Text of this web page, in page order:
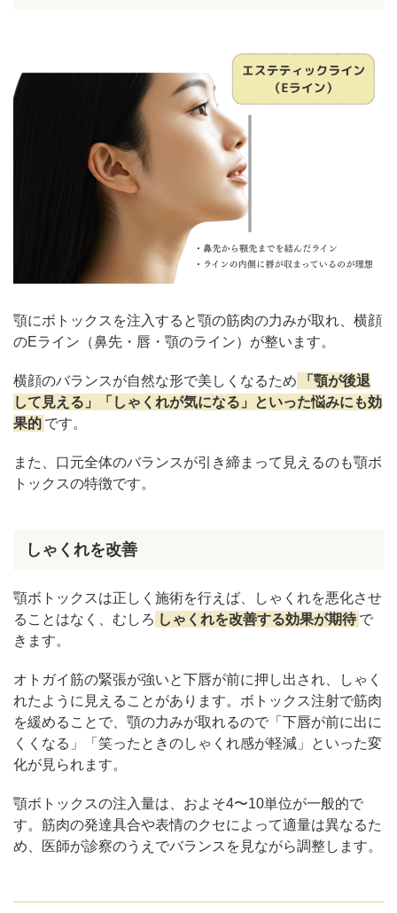
顎にボトックスを注入すると顎の筋肉の力みが取れ、横顔
のEライン（鼻先・唇・顎のライン）が整います。
横顔のバランスが自然な形で美しくなるため
「顎が後退
して見える」「しゃくれが気になる」といった悩みにも効
果的 です。
また、口元全体のバランスが引き締まって見えるのも顎ボ
トックスの特徴です。
しゃくれを改善
顎ボトックスは正しく施術を行えば、しゃくれを悪化させ
ることはなく、むしろ しゃくれを改善する効果が期待 で
きます。
オトガイ筋の緊張が強いと下唇が前に押し出され、しゃく
れたように見えることがあります。ボトックス注射で筋肉
を緩めることで、顎の力みが取れるので「下唇が前に出に
くくなる」「笑ったときのしゃくれ感が軽減」といった変
化が見られます。
顎ボトックスの注入量は、およそ4〜10単位が一般的で
す。筋肉の発達具合や表情のクセによって適量は異なるた
め、医師が診察のうえでバランスを見ながら調整します。